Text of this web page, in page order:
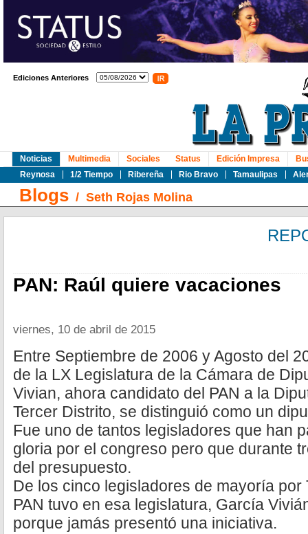
Ediciones Anteriores
Noticias
Reynosa
1/2 Tiempo Ribereña Rio Bravo Tamaulipas
Multimedia Sociales Status Edición Impresa
Blogs / Seth Rojas Molina
PAN: Raúl quiere vacaciones
viernes, 10 de abril de 2015
Entre Septiembre de 2006 y Agosto del
de la LX Legislatura de la Cámara de
Vivian, ahora candidato del PAN a la
Tercer Distrito, se distinguió como un
Fue uno de tantos legisladores que han
gloria por el congreso pero que durante
del presupuesto.
De los cinco legisladores de mayoría por
PAN tuvo en esa legislatura, García
porque jamás presentó una iniciativa.